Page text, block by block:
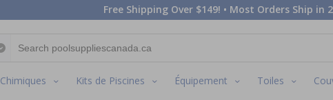
Free Shipping Over $149! • Most Orders Ship in
Chimiques Kits de Piscines Équipement Toiles